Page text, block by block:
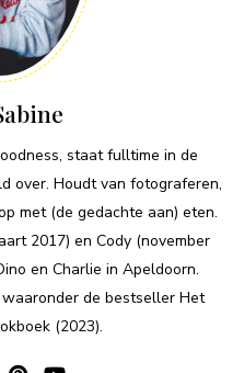
staat fulltime in de
over. Houdt van fotograferen,
met (de gedachte aan) eten.
2017) en Cody (november
en Charlie in Apeldoorn.
de bestseller Het
(2023).